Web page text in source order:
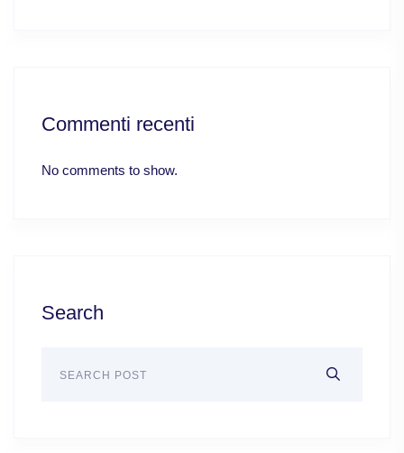
Commenti recenti
No comments to show.
Search